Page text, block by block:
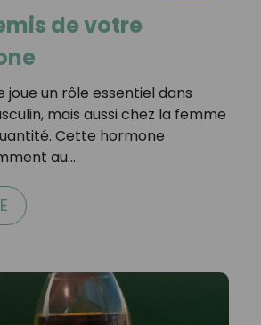
de votre
joue un rôle essentiel dans
mais aussi chez la femme
Cette hormone
au…